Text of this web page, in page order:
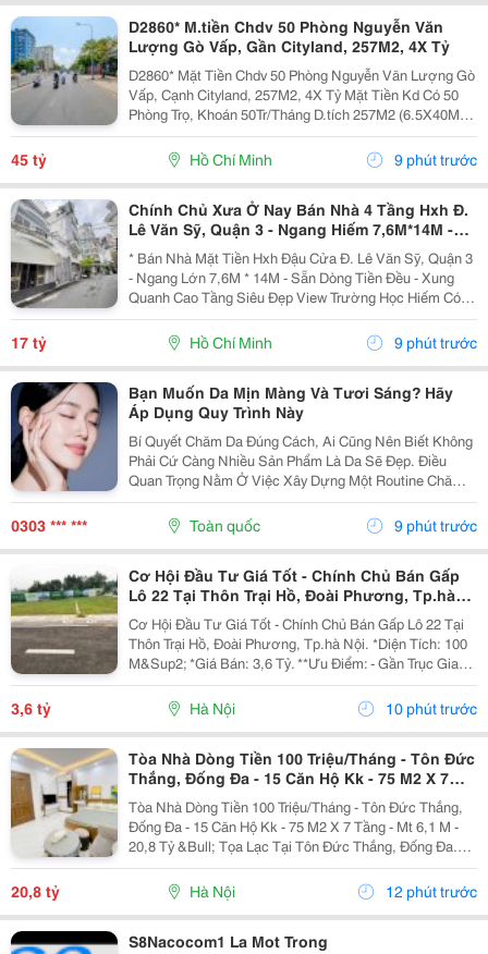
D2860* M.tiền Chdv 50 Phòng Nguyễn Văn
Lượng Gò Vấp, Gần Cityland, 257M2, 4X Tỷ
D2860* Mặt Tiền Chdv 50 Phòng Nguyễn Văn Lượng Gò
Vấp, Cạnh Cityland, 257M2, 4X Tỷ Mặt Tiền Kd Có 50
Phòng Trọ, Khoán 50Tr/Tháng D.tích 257M2 (6.5X40M,
Odt), Đất Vuông A4 Kết Cấu 1 Trệt, 2L, St Đ. 20M Thông
(Qh 30M) Kết Bạn Zalo Nhận Thông...
45 tỷ Hồ Chí Minh 9 phút trước
Chính Chủ Xưa Ở Nay Bán Nhà 4 Tầng Hxh Đ.
Lê Văn Sỹ, Quận 3 - Ngang Hiếm 7,6M*14M -
Dòng Tiền Cho Thuê Khoán 30Tr/Th - Xung
Quanh Nhà Xây Cao Tầng
* Bán Nhà Mặt Tiền Hxh Đậu Cửa Đ. Lê Văn Sỹ, Quận 3
- Ngang Lớn 7,6M * 14M - Sẵn Dòng Tiền Đều - Xung
Quanh Cao Tầng Siêu Đẹp View Trường Học Hiếm Có -
Diện Tích: 100M2. - Kết Cấu: 4 Tầng Btct - Hxh 6M
Thông Trường Sa - Khu Vực Tập Trung Nhà Cao...
17 tỷ Hồ Chí Minh 9 phút trước
Bạn Muốn Da Mịn Màng Và Tươi Sáng? Hãy
Áp Dụng Quy Trình Này
Bí Quyết Chăm Da Đúng Cách, Ai Cũng Nên Biết Không
Phải Cứ Càng Nhiều Sản Phẩm Là Da Sẽ Đẹp. Điều
Quan Trọng Nằm Ở Việc Xây Dựng Một Routine Chăm
Sóc Da Khoa Học, Phù Hợp Với Nhu Cầu Làn Da Và
Duy Trì Đều Đặn Mỗi Ngày. Khi Bạn Biết Cách Kết Hợp...
0303 *** *** Toàn quốc 9 phút trước
Cơ Hội Đầu Tư Giá Tốt - Chính Chủ Bán Gấp
Lô 22 Tại Thôn Trại Hồ, Đoài Phương, Tp.hà
Nội.
Cơ Hội Đầu Tư Giá Tốt - Chính Chủ Bán Gấp Lô 22 Tại
Thôn Trại Hồ, Đoài Phương, Tp.hà Nội. *Diện Tích: 100
M&Sup2; *Giá Bán: 3,6 Tỷ. **Ưu Điểm: - Gần Trục Giao
Thông Huyết Mạch - Chỉ 500M Ra Quốc Lộ 21A ↠ Di
Chuyển Nhanh Về Trung Tâm Và Các...
3,6 tỷ Hà Nội 10 phút trước
Tòa Nhà Dòng Tiền 100 Triệu/Tháng - Tôn Đức
Thắng, Đống Đa - 15 Căn Hộ Kk - 75 M2 X 7
Tầng - Mt 6,1 M - 20,8 Tỷ
Tòa Nhà Dòng Tiền 100 Triệu/Tháng - Tôn Đức Thắng,
Đống Đa - 15 Căn Hộ Kk - 75 M2 X 7 Tầng - Mt 6,1 M -
20,8 Tỷ &Bull; Tọa Lạc Tại Tôn Đức Thắng, Đống Đa.
Cách Mặt Phố Khoảng 50 Mét, Cách Ô Tô Tránh Khoảng
10 Mét, Vị Trí Thuận Tiện Khai Thác...
20,8 tỷ Hà Nội 12 phút trước
S8Nacocom1 La Mot Trong